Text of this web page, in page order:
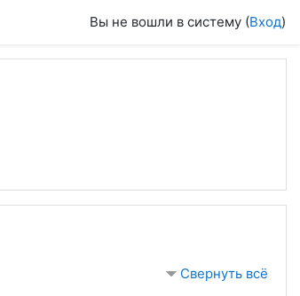
Вы не вошли в систему (Вход)
Свернуть всё